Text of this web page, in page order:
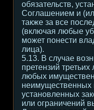
обязательств,
Соглашением и
также за все
(включая любые
может понести
лица).
5.13. В случае
претензий
любых
неимущественных
установленных
или ограничений